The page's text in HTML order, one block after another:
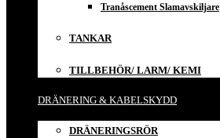
Tranåscement Slamavskiljare
TANKAR
TILLBEHÖR/ LARM/ KEMI
DRÄNERING & KABELSKYDD
DRÄNERINGSRÖR